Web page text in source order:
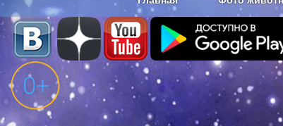
Наши приложения.